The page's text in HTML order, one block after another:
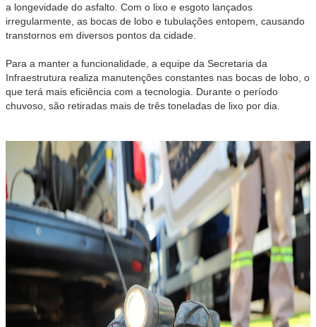
a longevidade do asfalto. Com o lixo e esgoto lançados
irregularmente, as bocas de lobo e tubulações entopem, causando
transtornos em diversos pontos da cidade.
Para a manter a funcionalidade, a equipe da Secretaria da
Infraestrutura realiza manutenções constantes nas bocas de lobo, o
que terá mais eficiência com a tecnologia. Durante o período
chuvoso, são retiradas mais de três toneladas de lixo por dia.